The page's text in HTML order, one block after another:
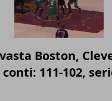
Boston,
111-102,